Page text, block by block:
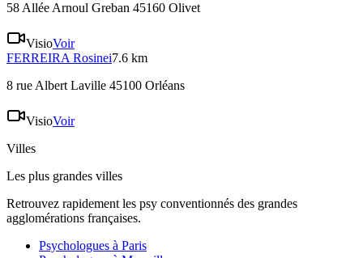
58 Allée Arnoul Greban 45160 Olivet
VisioVoir
FERREIRA Rosinei7.6 km
8 rue Albert Laville 45100 Orléans
VisioVoir
Villes
Les plus grandes villes
Retrouvez rapidement les psy conventionnés des grandes
agglomérations françaises.
Psychologues à Paris